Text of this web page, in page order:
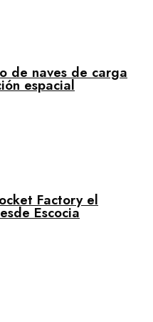
de naves de carga
espacial
Factory el
Escocia